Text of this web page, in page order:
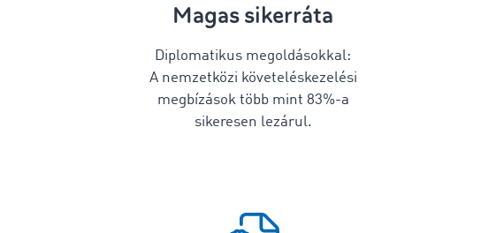
Magas sikerráta
Diplomatikus megoldásokkal:
A nemzetközi követeléskezelési
megbízások több mint 83%-a
sikeresen lezárul.